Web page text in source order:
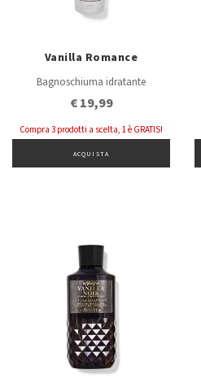
Vanilla Romance
Bagnoschiuma idratante
€ 19,99
Compra 3 prodotti a scelta, 1 è GRATIS!
ACQUISTA